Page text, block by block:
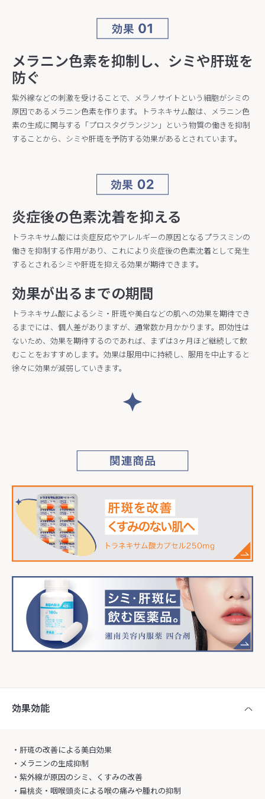
メラニン色素を抑制し、シミや肝斑を
防ぐ
紫外線などの刺激を受けることで、メラノサイトという細胞がシミの
原因であるメラニン色素を作ります。トラネキサム酸は、メラニン色
素の生成に関与する「プロスタグランジン」という物質の働きを抑制
することから、シミや肝斑を予防する効果があるとされています。
炎症後の色素沈着を抑える
トラネキサム酸には炎症反応やアレルギーの原因となるプラスミンの
働きを抑制する作用があり、これにより炎症後の色素沈着として発生
するとされるシミや肝斑を抑える効果が期待できます。
効果が出るまでの期間
トラネキサム酸によるシミ・肝斑や美白などの肌への効果を期待でき
るまでには、個人差がありますが、通常数か月かかります。即効性は
ないため、効果を期待するのであれば、まずは3ヶ月ほど継続して飲
むことをおすすめします。効果は服用中に持続し、服用を中止すると
徐々に効果が減弱していきます。
効果効能
・肝斑の改善による美白効果
・メラニンの生成抑制
・紫外線が原因のシミ、くすみの改善
・扁桃炎・咽喉頭炎による喉の痛みや腫れの抑制